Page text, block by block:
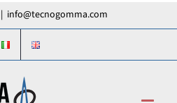
| info@tecnogomma.com